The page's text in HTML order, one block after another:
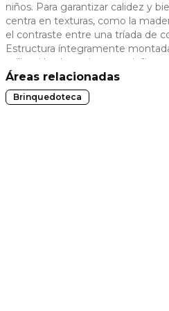
slide
slide
niños. Para garantizar calidez y
centra en texturas, como la
el contraste entre una tríada de
Estructura íntegramente
utilización de pavimento vinílico y
Áreas relacionadas
Brinquedoteca